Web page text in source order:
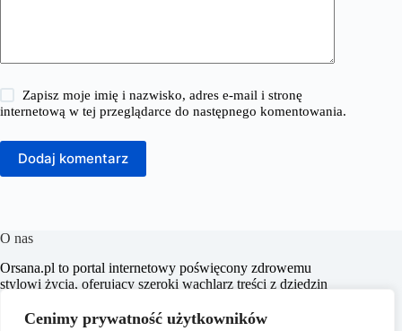
Cenimy prywatność użytkowników
Zapisz moje imię i nazwisko, adres e-mail i stronę
internetową w tej przeglądarce do następnego komentowania.
Dodaj komentarz
O nas
​Orsana.pl to portal internetowy poświęcony zdrowemu
stylowi życia, oferujący szeroki wachlarz treści z dziedzin
fitness i sport, zdrowie, psychologia, seks, styl życia oraz